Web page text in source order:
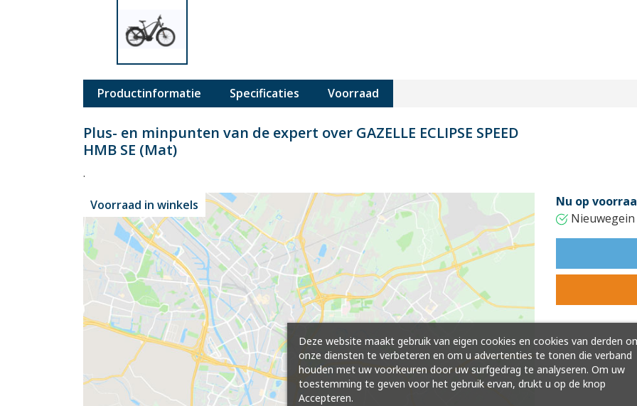
Productinformatie Specificaties Voorraad
Plus- en minpunten van de expert over GAZELLE ECLIPSE SPEED
HMB SE (Mat)
.
Voorraad in winkels
Nu op
Nieuwegein
Deze website maakt gebruik van eigen cookies en cookies van derden
onze diensten te verbeteren en om u advertenties te tonen die verband
houden met uw voorkeuren door uw surfgedrag te analyseren. Om uw
toestemming te geven voor het gebruik ervan, drukt u op de knop
Accepteren.